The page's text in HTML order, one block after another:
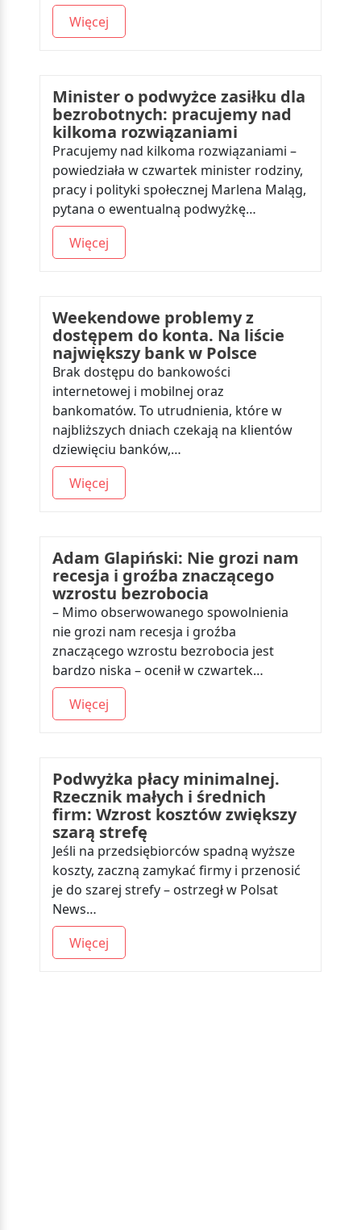
Więcej
Minister o podwyżce zasiłku dla
bezrobotnych: pracujemy nad
kilkoma rozwiązaniami
Pracujemy nad kilkoma rozwiązaniami –
powiedziała w czwartek minister rodziny,
pracy i polityki społecznej Marlena Maląg,
pytana o ewentualną podwyżkę…
Więcej
Weekendowe problemy z
dostępem do konta. Na liście
największy bank w Polsce
Brak dostępu do bankowości
internetowej i mobilnej oraz
bankomatów. To utrudnienia, które w
najbliższych dniach czekają na klientów
dziewięciu banków,…
Więcej
Adam Glapiński: Nie grozi nam
recesja i groźba znaczącego
wzrostu bezrobocia
– Mimo obserwowanego spowolnienia
nie grozi nam recesja i groźba
znaczącego wzrostu bezrobocia jest
bardzo niska – ocenił w czwartek…
Więcej
Podwyżka płacy minimalnej.
Rzecznik małych i średnich
firm: Wzrost kosztów zwiększy
szarą strefę
Jeśli na przedsiębiorców spadną wyższe
koszty, zaczną zamykać firmy i przenosić
je do szarej strefy – ostrzegł w Polsat
News…
Więcej